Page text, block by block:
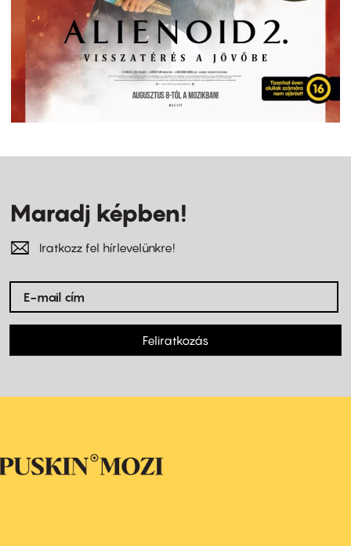
Maradj képben!
Iratkozz fel hírlevelünkre!
Feliratkozás